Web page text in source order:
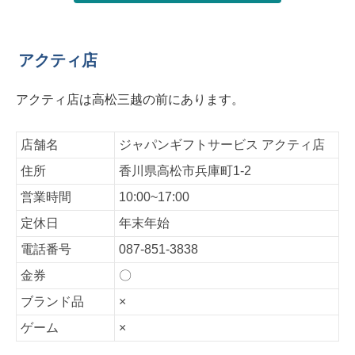
アクティ店
アクティ店は高松三越の前にあります。
店舗名
ジャパンギフトサービス アクティ店
住所
香川県高松市兵庫町1-2
営業時間
10:00~17:00
定休日
年末年始
電話番号
087-851-3838
金券
〇
ブランド品
×
ゲーム
×